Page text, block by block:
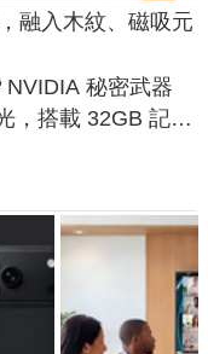
融入木紋、磁吸元
秘密武器
，搭載 32GB 記憶